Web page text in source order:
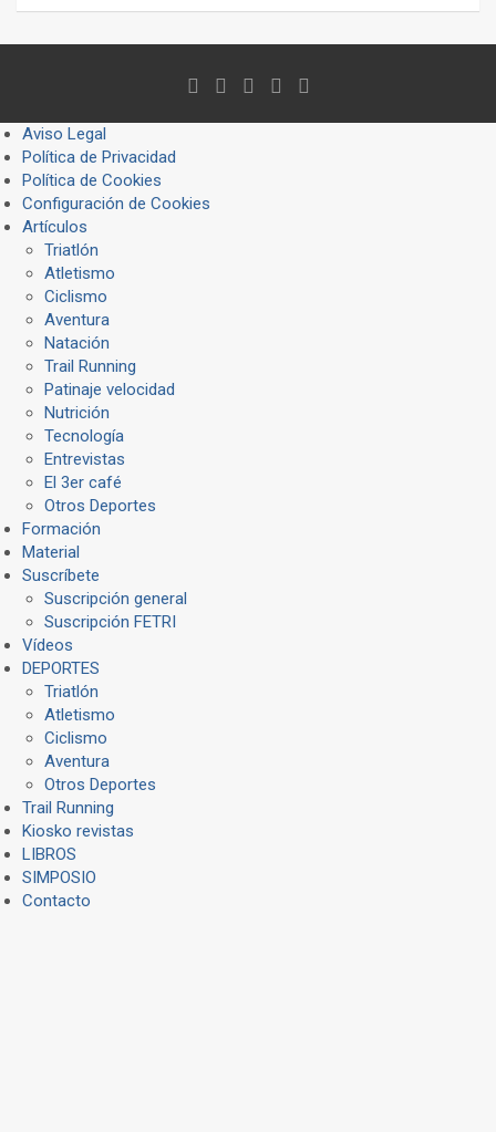
Aviso Legal
Política de Privacidad
Política de Cookies
Configuración de Cookies
Artículos
Triatlón
Atletismo
Ciclismo
Aventura
Natación
Trail Running
Patinaje velocidad
Nutrición
Tecnología
Entrevistas
El 3er café
Otros Deportes
Formación
Material
Suscríbete
Suscripción general
Suscripción FETRI
Vídeos
DEPORTES
Triatlón
Atletismo
Ciclismo
Aventura
Otros Deportes
Trail Running
Kiosko revistas
LIBROS
SIMPOSIO
Contacto